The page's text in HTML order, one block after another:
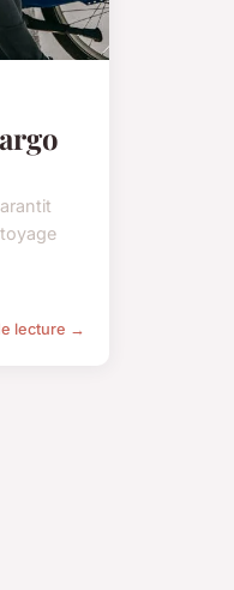
lecture →